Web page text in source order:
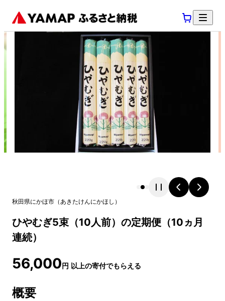
秋田県にかほ市 （あきたけんにかほし ）
ひやむぎ5束（10人前）の定期便（10ヵ月
連続）
56,000円 以上の寄付でもらえる
概要